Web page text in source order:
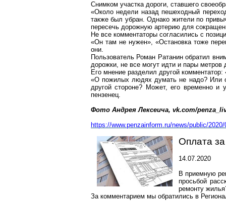
Снимком участка дороги, ставшего
«Около недели назад пешеходный
также был убран. Однако жители по
пересечь дорожную артерию для
Не все комментаторы согласились с
«Он там не нужен», «Остановка тоже
они.
Пользователь Роман Ратанинобратил
дорожки, не все могут идти и пары
Его мнение разделил другой
«О пожилых людях думать не надо? Или
другой стороне? Может, его временно
пензенец.
Фото АндреяЛексеича, vk.com/
https://www.penzainform.ru/news/public/
Оплата
14.07.2020
В приемную
просьбой
ремонту
За комментарием мы обратились в